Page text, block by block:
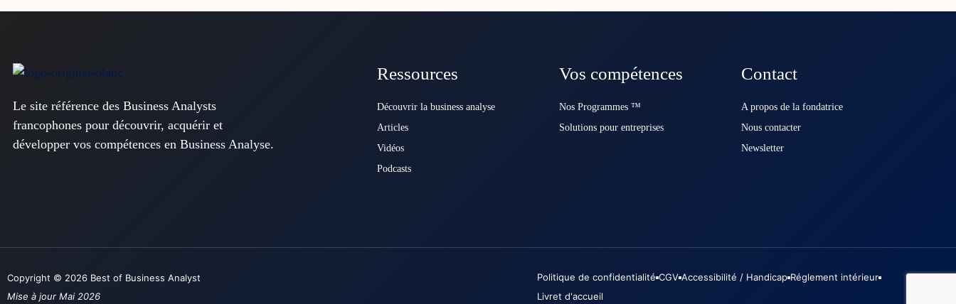
Le site référence des Business Analysts
francophones pour découvrir, acquérir et
développer vos compétences en Business Analyse.
Ressources
Découvrir la business analyse
Articles
Vidéos
Podcasts
Vos compétences
Nos Programmes ™️
Solutions pour entreprises
Contact
A propos de la fondatrice
Nous contacter
Newsletter
Copyright © 2026 Best of Business Analyst
Mise à jour Mai 2026
Politique de confidentialité CGV Accessibilité / Handicap Réglement intérieur
Livret d'accueil